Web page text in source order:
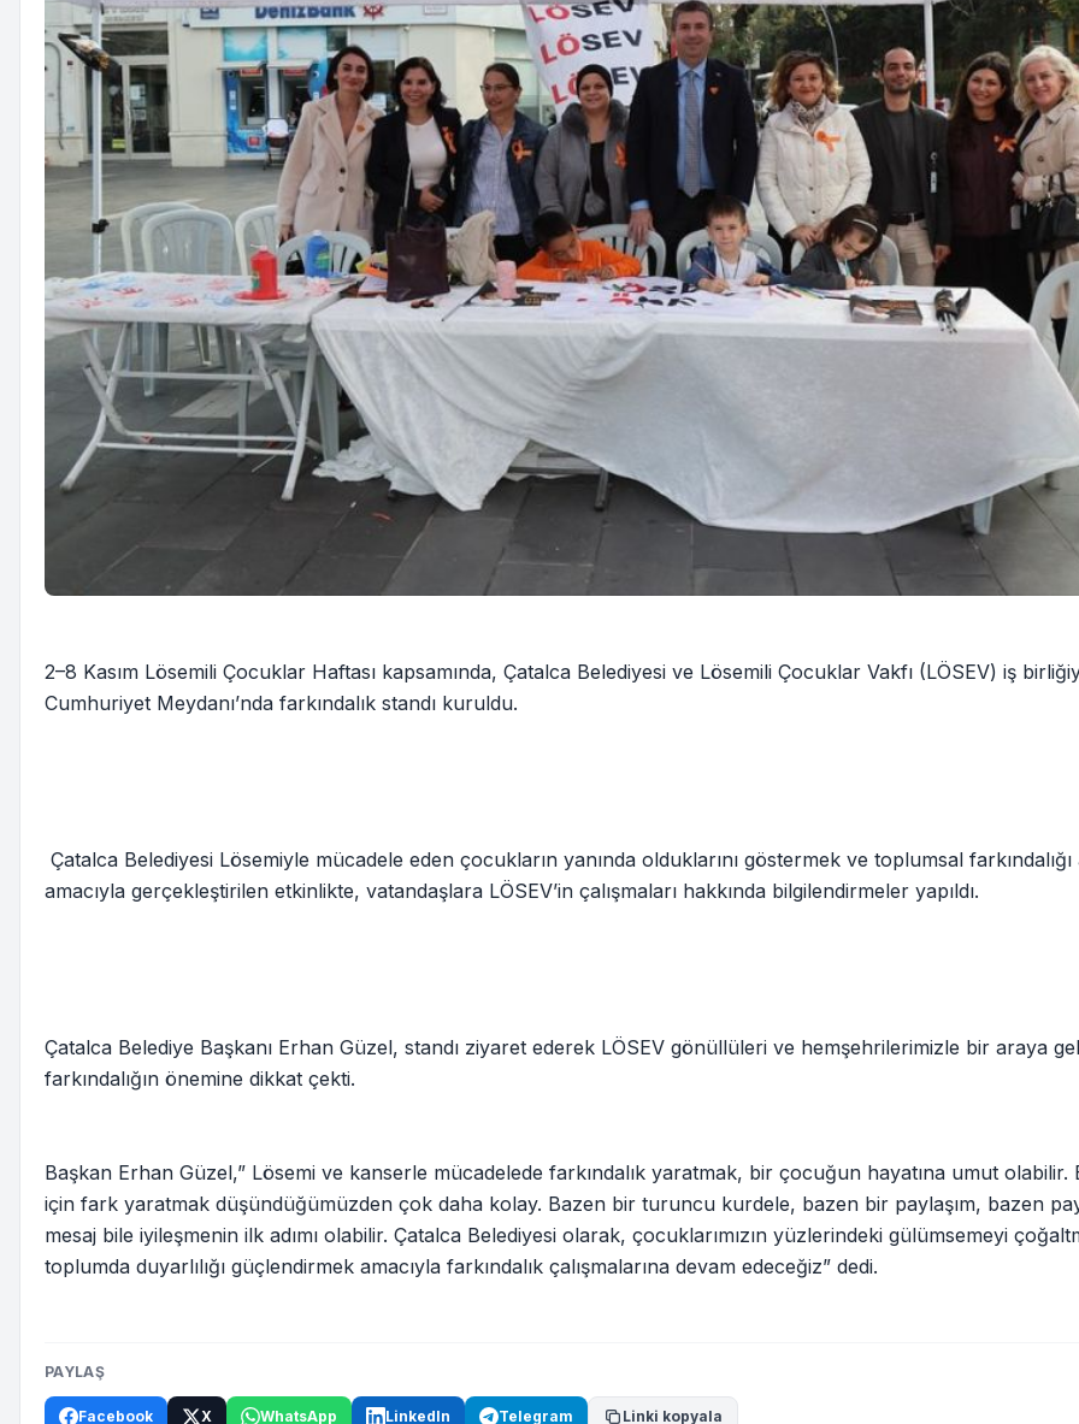
2–8 Kasım Lösemili Çocuklar Haftası kapsamında, Çatalca Belediyesi ve Lösemili Çocuklar Vakfı (LÖSEV) iş
Cumhuriyet Meydanı’nda farkındalık standı kuruldu.
Çatalca Belediyesi Lösemiyle mücadele eden çocukların yanında olduklarını göstermek ve toplumsal farkındalığı
amacıyla gerçekleştirilen etkinlikte, vatandaşlara LÖSEV’in çalışmaları hakkında bilgilendirmeler yapıldı.
Çatalca Belediye Başkanı Erhan Güzel, standı ziyaret ederek LÖSEV gönüllüleri ve hemşehrilerimizle bir araya
farkındalığın önemine dikkat çekti.
Başkan Erhan Güzel,” Lösemi ve kanserle mücadelede farkındalık yaratmak, bir çocuğun hayatına umut olabilir.
için fark yaratmak düşündüğümüzden çok daha kolay. Bazen bir turuncu kurdele, bazen bir paylaşım, bazen
mesaj bile iyileşmenin ilk adımı olabilir. Çatalca Belediyesi olarak, çocuklarımızın yüzlerindeki gülümsemeyi
toplumda duyarlılığı güçlendirmek amacıyla farkındalık çalışmalarına devam edeceğiz” dedi.
PAYLAŞ
Facebook X WhatsApp LinkedIn Telegram Linki kopyala